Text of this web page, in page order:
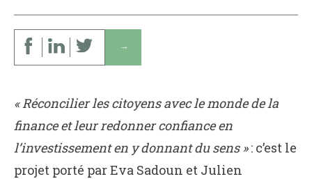
↓
« Réconcilier les citoyens avec le monde de la
finance et leur redonner confiance en
l’investissement en y donnant du sens »: c’est le
projet porté par Eva Sadoun et Julien